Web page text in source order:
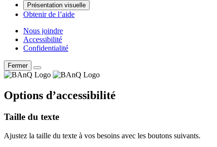
Présentation visuelle
Obtenir de l’aide
Nous joindre
Accessibilité
Confidentialité
Fermer
Options d’accessibilité
Taille du texte
Ajustez la taille du texte à vos besoins avec les boutons suivants.